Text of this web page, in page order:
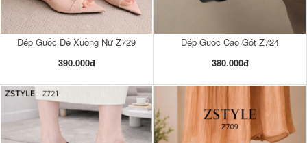
Dép Guốc Đế Xuồng Nữ Z729
390.000đ
Dép Guốc Cao Gót Z724
380.000đ